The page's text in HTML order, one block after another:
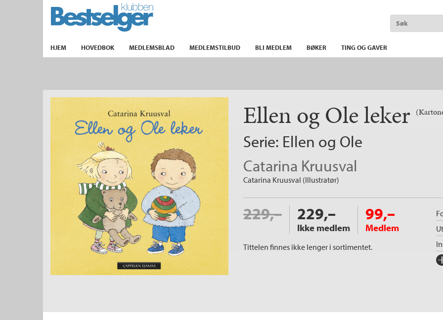
TIL FORSIDEN
HJEM HOVEDBOK MEDLEMSBLAD MEDLEMSTILBUD BLI MEDLEM BØKER TING OG GAVER
Ellen og Ole leker
Serie: Ellen og Ole
Catarina Kruusval
Catarina Kruusval (Illustratør)
229,– 229,–
Ikke medlem
99,–
Medlem
Tittelen finnes ikke lenger i sortimentet.